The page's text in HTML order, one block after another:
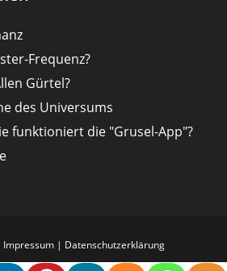
Frequenz?
Gürtel?
des Universums
funktioniert die "Grusel-App"?
Impressum| Datenschutzerklärung